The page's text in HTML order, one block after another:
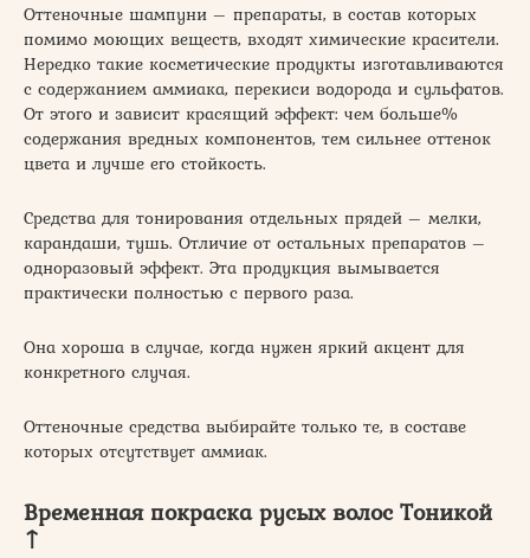
Оттеночные шампуни – препараты, в состав которых
помимо моющих веществ, входят химические красители.
Нередко такие косметические продукты изготавливаются
с содержанием аммиака, перекиси водорода и сульфатов.
От этого и зависит красящий эффект: чем больше%
содержания вредных компонентов, тем сильнее оттенок
цвета и лучше его стойкость.
Средства для тонирования отдельных прядей – мелки,
карандаши, тушь. Отличие от остальных препаратов –
одноразовый эффект. Эта продукция вымывается
практически полностью с первого раза.
Она хороша в случае, когда нужен яркий акцент для
конкретного случая.
Оттеночные средства выбирайте только те, в составе
которых отсутствует аммиак.
Временная покраска русых волос Тоникой
↑